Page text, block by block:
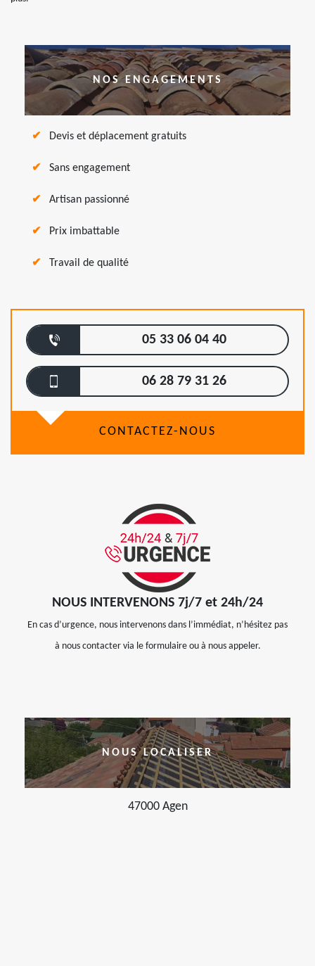
NOS ENGAGEMENTS
Devis et déplacement gratuits
Sans engagement
Artisan passionné
Prix imbattable
Travail de qualité
05 33 06 04 40
06 28 79 31 26
CONTACTEZ-NOUS
NOUS INTERVENONS 7j/7 et 24h/24
En cas d’urgence, nous intervenons dans l’immédiat, n’hésitez pas
à nous contacter via le formulaire ou à nous appeler.
NOUS LOCALISER
47000 Agen